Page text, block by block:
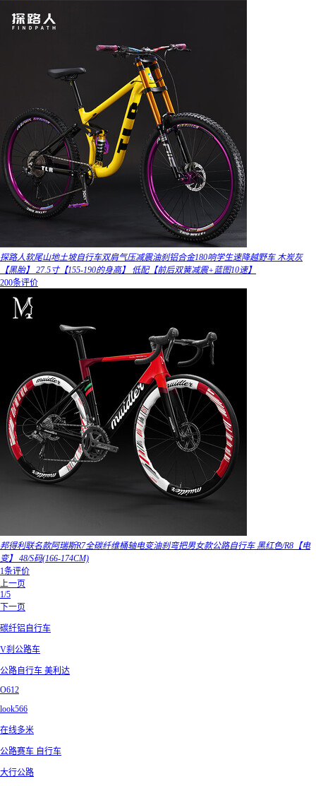
探路人软尾山地土坡自行车双肩气压减震油刹铝合金180响学生速降越野车 木炭灰
【黑胎】 27.5寸【155-190的身高】 低配【前后双簧减震+蓝图10速】
200条评价
邦得利联名款阿瑞斯R7全碳纤维桶轴电变油刹弯把男女款公路自行车 黑红色/R8【电
变】 48/S码(166-174CM)
1条评价
上一页
1/5
下一页
碳纤铝自行车
V刹公路车
公路自行车 美利达
O612
look566
在线多米
公路赛车 自行车
大行公路